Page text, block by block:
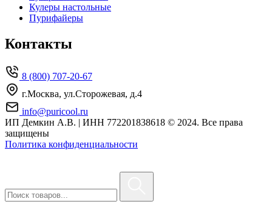
Кулеры настольные
Пурифайеры
Контакты
8 (800) 707-20-67
г.Москва, ул.Сторожевая, д.4
info@puricool.ru
ИП Демкин А.В. | ИНН 772201838618 © 2024. Все права
защищены
Политика конфиденциальности